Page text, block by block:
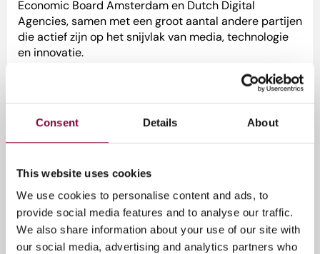
Consent Details About
This website uses cookies
We use cookies to personalise content and ads, to
provide social media features and to analyse our traffic.
We also share information about your use of our site with
our social media, advertising and analytics partners who
Economic Board Amsterdam en Dutch Digital
Agencies, samen met een groot aantal andere partijen
die actief zijn op het snijvlak van media, technologie
en innovatie.
Deze brede vertegenwoordiging onderstreept dat de
om gezamenlijke richting en samenwerking.